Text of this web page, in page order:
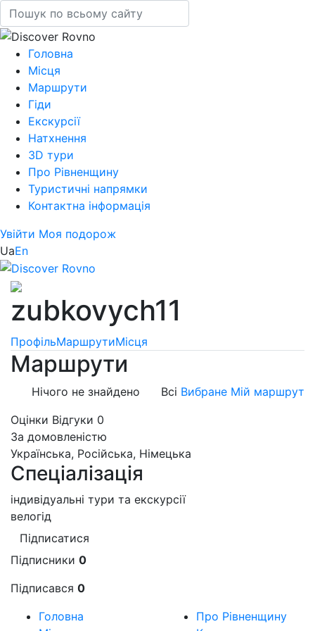
Головна
Місця
Маршрути
Гіди
Екскурсії
Натхнення
3D тури
Про Рівненщину
Туристичні напрямки
Контактна інформація
Увійти Моя подорож
UaEn
zubkovych11
ПрофільМаршрутиМісця
Маршрути
Всі Вибране Мій маршрут
Нічого не знайдено
Оцінки Відгуки 0
За домовленістю
Українська, Російська, Німецька
Спеціалізація
індивідуальні тури та екскурсії
велогід
Підписатися
Підписники 0
Підписався 0
Головна
Про Рівненщину